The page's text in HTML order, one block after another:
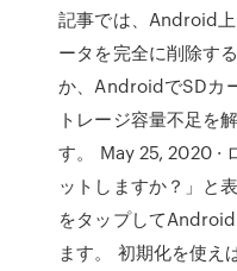
記事では、Android
ータを完全に削除す
か、AndroidでSDカ
トレージ容量不足を
す。 May 25, 2020 ·
ットしますか？」と
をタップして
ます。 初期化を使え